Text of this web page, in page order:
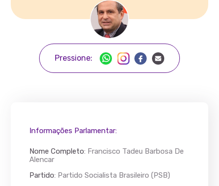
Pressione:
Informações Parlamentar:
Nome Completo: Francisco Tadeu Barbosa De
Alencar
Partido: Partido Socialista Brasileiro (PSB)